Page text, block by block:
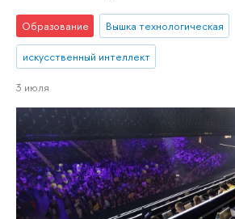
Образование Вышка технологическая
искусственный интеллект
3 июля